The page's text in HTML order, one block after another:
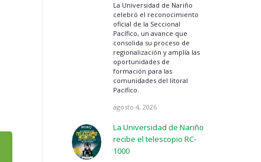
La Universidad de Nariño
celebró el reconocimiento
oficial de la Seccional
Pacífico, un avance que
consolida su proceso de
regionalización y amplía las
oportunidades de
formación para las
comunidades del litoral
Pacífico.
agosto 4, 2026
La Universidad de Nariño
recibe el telescopio RC-
1000